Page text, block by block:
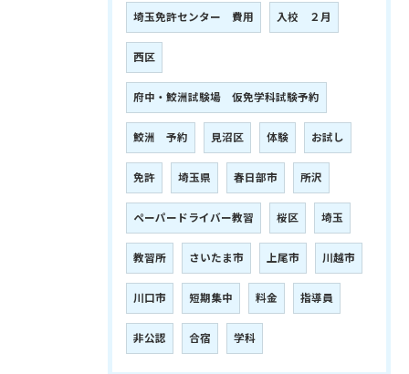
埼玉免許センター 費用 入校 ２月
西区
府中・鮫洲試験場 仮免学科試験予約
鮫洲 予約 見沼区 体験 お試し
免許 埼玉県 春日部市 所沢
ペーパードライバー教習 桜区 埼玉
教習所 さいたま市 上尾市 川越市
川口市 短期集中 料金 指導員
非公認 合宿 学科